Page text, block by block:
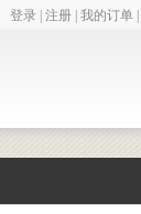
登录 注册 我的订单